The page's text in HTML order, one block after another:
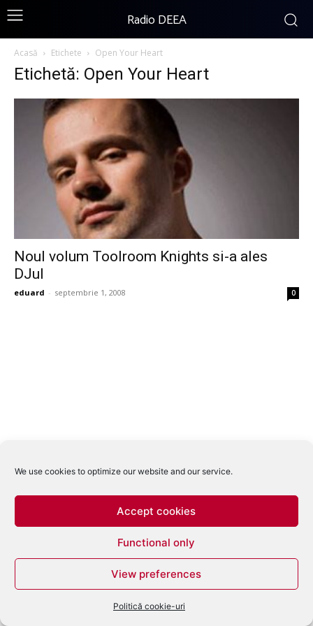
We use cookies to optimize our website and our service.
Accept cookies
Functional only
View preferences
Politică cookie-uri
Radio DEEA
Acasă Etichete Open Your Heart
Etichetă: Open Your Heart
Noul volum Toolroom Knights si-a ales
DJul
eduard - septembrie 1, 2008 0